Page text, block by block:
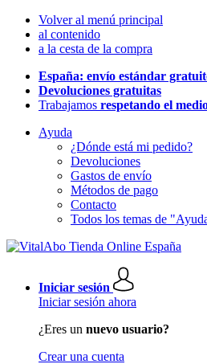
Volver al menú principal
al contenido
a la cesta de la compra
España: envío estándar
Devoluciones gratuitas
Trabajamos respetando el
Ayuda
¿Dónde está mi pedido?
Devoluciones
Gastos de envío
Métodos de pago
Contacto
Todos los temas de
Iniciar sesión
Iniciar sesión ahora
¿Eres un nuevo usuario?
Crear una cuenta